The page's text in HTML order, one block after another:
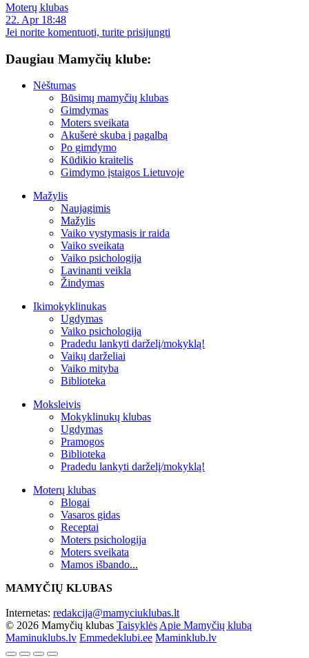
Moterų klubas
22. Apr 18:48
Jei norite komentuoti, turite prisijungti
Daugiau Mamyčių klube:
Nėštumas
Būsimų mamyčių klubas
Gimdymas
Moters sveikata
Akušerė skuba į pagalbą
Po gimdymo
Kūdikio kraitelis
Gimdymo įstaigos Lietuvoje
Mažylis
Naujagimis
Mažylis
Vaiko vystymasis ir raida
Vaiko sveikata
Vaiko psichologija
Lavinanti veikla
Žindymas
Ikimokyklinukas
Ugdymas
Vaiko psichologija
Pradedu lankyti darželį/mokyklą!
Vaikų darželiai
Vaiko mityba
Biblioteka
Moksleivis
Mokyklinukų klubas
Ugdymas
Pramogos
Biblioteka
Pradedu lankyti darželį/mokyklą!
Moterų klubas
Blogai
Vasaros gidas
Receptai
Moters psichologija
Moters sveikata
Mamos išbando...
MAMYČIŲ KLUBAS
Internetas: redakcija@mamyciuklubas.lt
© 2026 Mamyčių klubas Taisyklės Apie Mamyčių klubą
Maminuklubs.lv Emmedeklubi.ee Maminklub.lv